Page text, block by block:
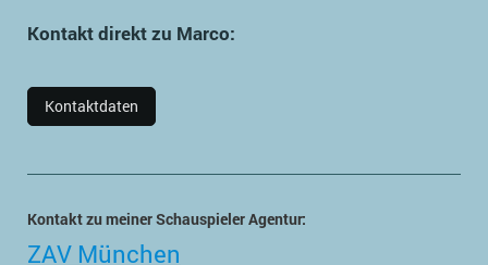
Kontakt direkt zu Marco:
Kontaktdaten
Kontakt zu meiner Schauspieler Agentur:
ZAV München